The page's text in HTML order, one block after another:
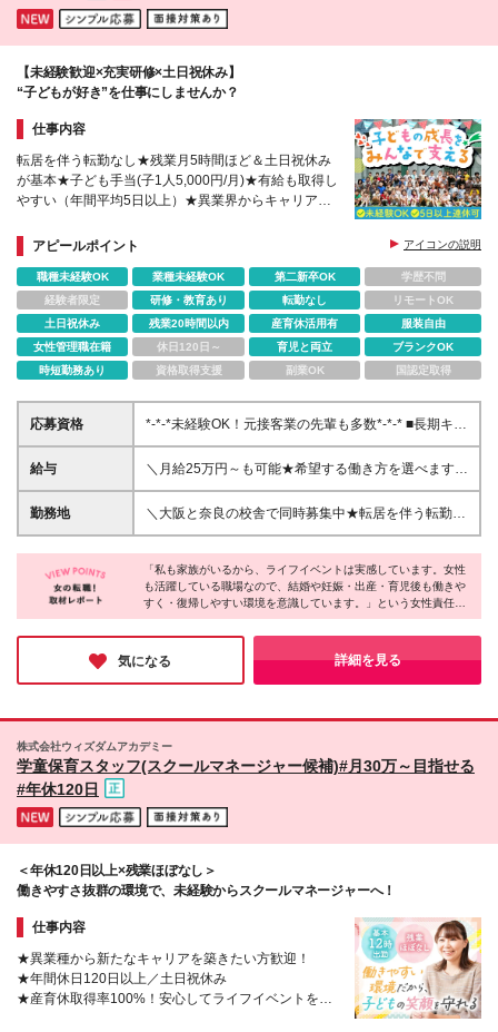
3ヶ月(給与は変わりません) ※月ごとの新規入塾純増
数により別途インセンティブを支給(支給は賞与と合
算)
【未経験歓迎×充実研修×土日祝休み】
“子どもが好き”を仕事にしませんか？
仕事内容
転居を伴う転勤なし★残業月5時間ほど＆土日祝休み
が基本★子ども手当(子1人5,000円/月)★有給も取得し
やすい（年間平均5日以上）★異業界からキャリアチ
校舎あり
アピールポイント アイコンの説明
職種未経験OK 業種未経験OK 第二新卒OK
学歴不問
経験者限定
研修・教育あり 転勤なし
リモートOK
土日祝休み
残業20時間以内 産育休活用有
服装自由
女性管理職在籍
休日120日～ 育児と両立
ブランクOK
時短勤務あり
資格取得支援 副業OK 国認定取得
応募資格
*-*-*未経験OK！元接客業の先輩も多数*-*-* ■長期キャ
リア形成のため45歳以下の方 ■高卒以上 ■自動車普通
免許（AT限定可）をお持ちの方 ※免許をお持ちでな
給与
＼月給25万円～も可能★希望する働き方を選べます／
＜正社員＞ ◆変形労働あり 【月給25万円～(運転手当
含む)】 ※固定残業代24,442円～／15時間分 ※運転不
時間分 ※運転不可の場合は面接にて要相談 ＜アルバ
イト＞ ◆変形労働あり ・大阪：時給1300円～ ・奈
良：時給1051円～ ※運転が可能な方は、運転手当と
給1051円～ ※運転が可能な方は、運転手当として時
給100円アップ！ ※12時～19時／月～金シフト制 ＜
月ごとの新規入塾純増数により別途インセンティブを
支給(支給は賞与と合算) ※残業超過分は別途支給
勤務地
＼大阪と奈良の校舎で同時募集中★転居を伴う転勤な
し／ ■帝塚山校：大阪府大阪市住吉区帝塚山西1丁目
1-13 ベルメゾン帝塚山1階 ■堀江校：大阪市西区南堀
江3-11-22 アキ開発南堀江ビル 5階 ■都島校：大阪
府大阪市都島区善源寺町1-5-28 アーバンアイム1F ■
蒲生四丁目駅前校：大阪府大阪市城東区今福西1-9-7
蒲生ユニコーンビル2F・3F ■緑橋校：大阪府大阪市東
成区東中本2-7-26 ライフハウスツネⅡ号館1F ■豊中
「私も家族がいるから、ライフイベントは実感しています。女性
も活躍している職場なので、結婚や妊娠・出産・育児後も働きや
すく・復帰しやすい環境を意識しています。」という女性責任者
ならではの視点と心強いメッセージをいただきました。基本土日
がお休みで、5日以上の連休あり。残業もほぼ無く、業界の中で
も抜群の環境に驚きました！お仕事のやりがいも活き活きとお話
されていて、長く楽しく働けると感じました♪
気になる 詳細を見る
株式会社ウィズダムアカデミー
学童保育スタッフ(スクールマネージャー候補)#月30万～目指せる
#年休120日
＜年休120日以上×残業ほぼなし＞
働きやすさ抜群の環境で、未経験からスクールマネージャーへ！
仕事内容
★異業種から新たなキャリアを築きたい方歓迎！
★年間休日120日以上／土日祝休み
★産育休取得率100%！安心してライフイベントを迎